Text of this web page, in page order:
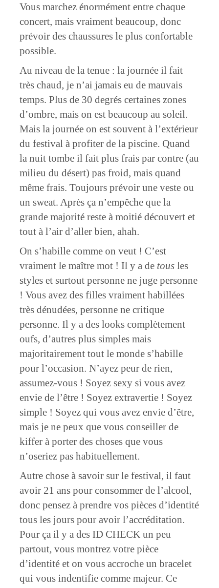
Vous marchez énormément entre chaque
concert, mais vraiment beaucoup, donc
prévoir des chaussures le plus confortable
possible.
Au niveau de la tenue : la journée il fait
très chaud, je n’ai jamais eu de mauvais
temps. Plus de 30 degrés certaines zones
d’ombre, mais on est beaucoup au soleil.
Mais la journée on est souvent à l’extérieur
du festival à profiter de la piscine. Quand
la nuit tombe il fait plus frais par contre (au
milieu du désert) pas froid, mais quand
même frais. Toujours prévoir une veste ou
un sweat. Après ça n’empêche que la
grande majorité reste à moitié découvert et
tout à l’air d’aller bien, ahah.
On s’habille comme on veut ! C’est
vraiment le maître mot ! Il y a de tousles
styles et surtout personne ne juge personne
! Vous avez des filles vraiment habillées
très dénudées, personne ne critique
personne. Il y a des looks complètement
oufs, d’autres plus simples mais
majoritairement tout le monde s’habille
pour l’occasion. N’ayez peur de rien,
assumez-vous ! Soyez sexy si vous avez
envie de l’être ! Soyez extravertie ! Soyez
simple ! Soyez qui vous avez envie d’être,
mais je ne peux que vous conseiller de
kiffer à porter des choses que vous
n’oseriez pas habituellement.
Autre chose à savoir sur le festival, il faut
avoir 21 ans pour consommer de l’alcool,
donc pensez à prendre vos pièces d’identité
tous les jours pour avoir l’accréditation.
Pour ça il y a des ID CHECK un peu
partout, vous montrez votre pièce
d’identité et on vous accroche un bracelet
qui vous indentifie comme majeur. Ce